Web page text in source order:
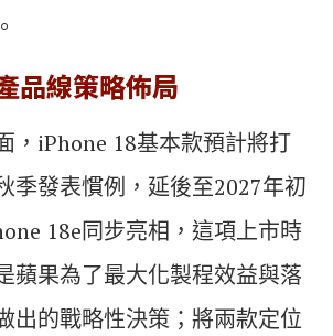
品線策略佈局
，iPhone 18基本款預計將打
季發表慣例，延後至2027年初
18e同步亮相，這項上市時
蘋果為了最大化製程效益與落
出的戰略性決策；將兩款定位